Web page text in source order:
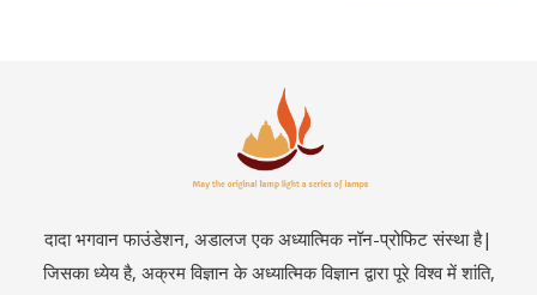
दादा भगवान फाउंडेशन, अडालज एक अध्यात्मिक नॉन-प्रोफिट संस्था है|
जिसका ध्येय है, अक्रम विज्ञान के अध्यात्मिक विज्ञान द्वारा पूरे विश्व में शांति,